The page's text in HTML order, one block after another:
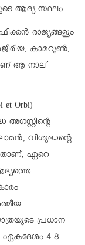
ആദ്യ സ്ഥലം.
രാജ്യങ്ങളും
കാമറൂണ്‍,
ആ നാല്
Orbi)
വിശുദ്ധന്റെ
ഏറെ
പ്രധാന
ഏകദേശം 4.8